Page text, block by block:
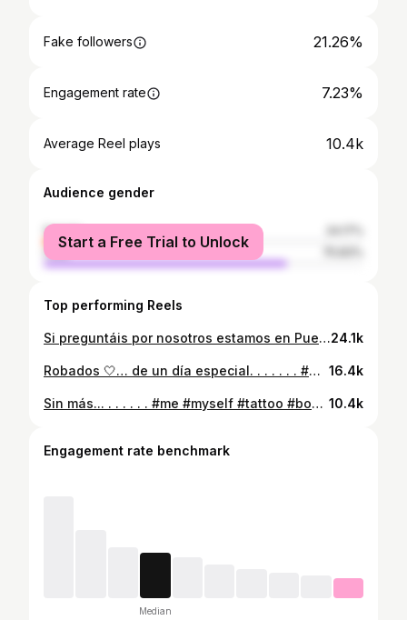
Fake followers 21.26%
Engagement rate 7.23%
Average Reel plays 10.4k
Audience gender
female
male
Start a Free Trial to Unlock
Top performing Reels
Si preguntáis por nosotros estamos en Puente de Vallecas ______ #madrid #couplegoals #gaycouple #relationshipgoals #saturdays #saturdayvibes #igersmadrid24.1k
Robados 🤍… de un día especial. . . . . . . #me #myself #blue #justmarried #love #loveit #like #likeit #island #mallorca #picoftheday #igers #igersspain #follow #followme #instagram #ig #marykieron 16.4k
Sin más... . . . . . . #me #myself #tattoo #bodytattoo #body #bodygym #home #loveit #abs #absworkout #followme #following #spain #igers #ig#instagram 10.4k
Engagement rate benchmark
Median